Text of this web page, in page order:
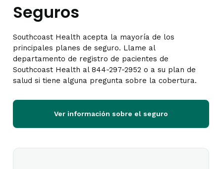
Seguros
Southcoast Health acepta la mayoría de los
principales planes de seguro. Llame al
departamento de registro de pacientes de
Southcoast Health al 844-297-2952 o a su plan de
salud si tiene alguna pregunta sobre la cobertura.
Ver información sobre el seguro